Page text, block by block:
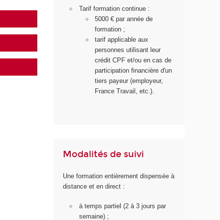
Tarif formation continue :
5000 € par année de
formation ;
tarif applicable aux
personnes utilisant leur
crédit CPF et/ou en cas de
participation financière d'un
tiers payeur (employeur,
France Travail, etc.).
Modalités de suivi
Une formation entièrement dispensée à
distance et en direct :
à temps partiel (2 à 3 jours par
semaine) ;